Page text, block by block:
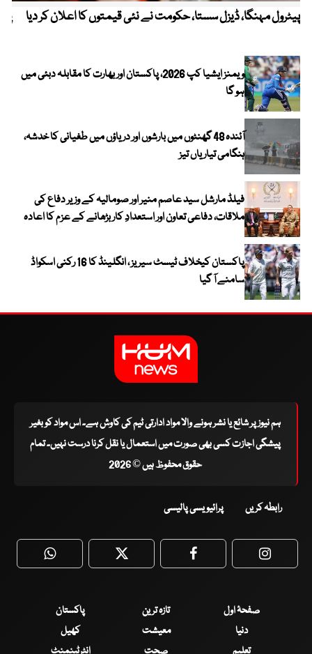
پیٹرول مہنگا، ڈیزل سستا، حکومت نے نئی قیمتوں کا اعلان کر دیا
ویمنز ایشیا کپ 2026، پاکستان اور بھارت کا مقابلہ دبئی میں
ہو گا
آئندہ 48 گھنٹوں میں بارشوں اور دریاؤں میں طغیانی کا خدشہ،
ہنگامی تیاریاں تیز
فیلڈ مارشل سید عاصم منیر اور صومالیہ کے وزیر دفاع کی
ملاقات، دفاعی تعاون اور استعدادِ کار بڑھانے کے عزم کا اعادہ
پاکستان کیخلاف ٹیسٹ سیریز ، انگلینڈ کا 16 رکنی اسکواڈ
سامنے آ گیا
ہم نیوز پر شائع یا نشر ہونے والا مواد ادارتی ٹیم کی کاوش ہے۔ اس مواد کو بغیر
پیشگی اجازت کسی بھی صورت میں استعمال یا نقل کرنا درست نہیں۔ تمام
حقوق محفوظ ہیں © 2026
رابطہ کریں پرائیویسی پالیسی
WhatsApp Twitter Facebook
صفحۂ اول تازہ ترین
پاکستان
دنیا
معیشت
کھیل